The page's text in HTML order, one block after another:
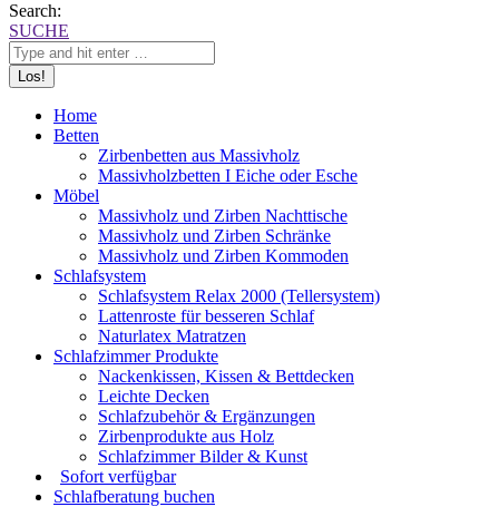
Search:
SUCHE
Home
Betten
Zirbenbetten aus Massivholz
Massivholzbetten I Eiche oder Esche
Möbel
Massivholz und Zirben Nachttische
Massivholz und Zirben Schränke
Massivholz und Zirben Kommoden
Schlafsystem
Schlafsystem Relax 2000 (Tellersystem)
Lattenroste für besseren Schlaf
Naturlatex Matratzen
Schlafzimmer Produkte
Nackenkissen, Kissen & Bettdecken
Leichte Decken
Schlafzubehör & Ergänzungen
Zirbenprodukte aus Holz
Schlafzimmer Bilder & Kunst
Sofort verfügbar
Schlafberatung buchen